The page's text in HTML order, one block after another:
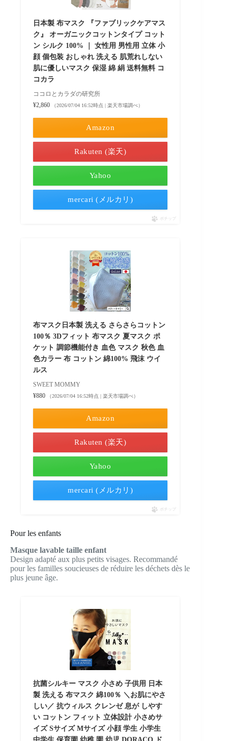
日本製 布マスク 『ファブリックケアマス
ク』 オーガニックコットンタイプ コット
ン シルク 100% ｜ 女性用 男性用 立体 小
顔 個包装 おしゃれ 洗える 肌荒れしない
肌に優しいマスク 保湿 綿 絹 送料無料 コ
コカラ
ココロとカラダの研究所
¥2,860
（2026/07/04 16:52時点 | 楽天市場調べ）
Amazon
Rakuten (楽天)
Yahoo
mercari (メルカリ)
ポチップ
布マスク日本製 洗える さらさらコットン
100％ 3Dフィット 布マスク 夏マスク ポ
ケット 調節機能付き 血色 マスク 秋色 血
色カラー 布 コットン 綿100% 飛沫 ウイ
ルス
SWEET MOMMY
¥880
（2026/07/04 16:52時点 | 楽天市場調べ）
Amazon
Rakuten (楽天)
Yahoo
mercari (メルカリ)
ポチップ
Pour les enfants
Masque lavable taille enfant
Design adapté aux plus petits visages. Recommandé
pour les familles soucieuses de réduire les déchets dès le
plus jeune âge.
抗菌シルキー マスク 小さめ 子供用 日本
製 洗える 布マスク 綿100％ ＼お肌にやさ
しい／ 抗ウィルス クレンゼ 息が しやす
い コットン フィット 立体設計 小さめサ
イズ Sサイズ Mサイズ 小顔 学生 小学生